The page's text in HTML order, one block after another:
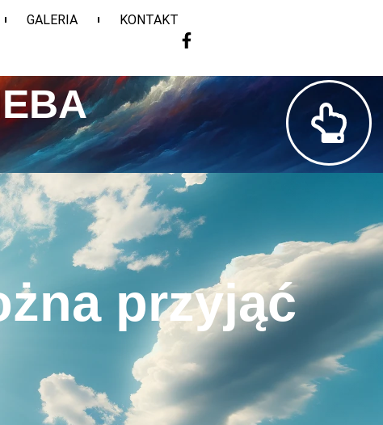
GALERIA KONTAKT
przyjąć